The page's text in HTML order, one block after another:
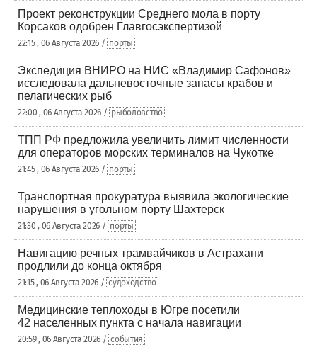
Проект реконструкции Среднего мола в порту
Корсаков одобрен Главгосэкспертизой
22:15 , 06 Августа 2026 / порты
Экспедиция ВНИРО на НИС «Владимир Сафонов»
исследовала дальневосточные запасы крабов и
пелагических рыб
22:00 , 06 Августа 2026 / рыболовство
ТПП РФ предложила увеличить лимит численности
для операторов морских терминалов на Чукотке
21:45 , 06 Августа 2026 / порты
Транспортная прокуратура выявила экологические
нарушения в угольном порту Шахтерск
21:30 , 06 Августа 2026 / порты
Навигацию речных трамвайчиков в Астрахани
продлили до конца октября
21:15 , 06 Августа 2026 / судоходство
Медицинские теплоходы в Югре посетили
42 населенных пункта с начала навигации
20:59 , 06 Августа 2026 / события